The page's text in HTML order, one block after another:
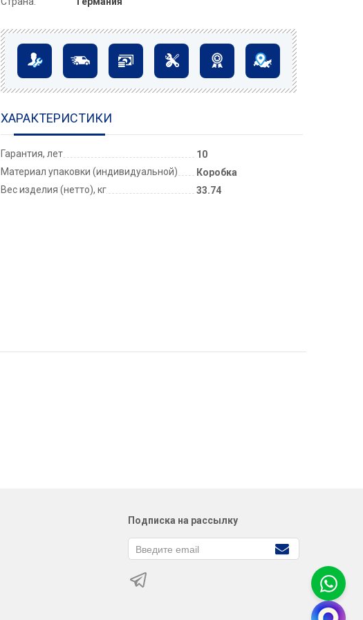
ХАРАКТЕРИСТИКИ
Гарантия, лет
10
Материал упаковки (индивидуальной)
Коробка
Вес изделия (нетто), кг
33.74
Подписка на рассылку